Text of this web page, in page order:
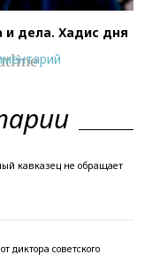
и дела. Хадис дня
кавказец не обращает
диктора советского